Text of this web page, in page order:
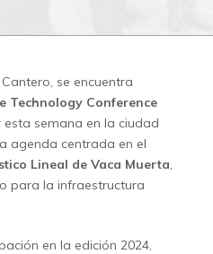
se encuentra
Technology Conference
esta semana en la ciudad
agenda centrada en el
Lineal de Vaca Muerta,
para la infraestructura
en la edición 2024,